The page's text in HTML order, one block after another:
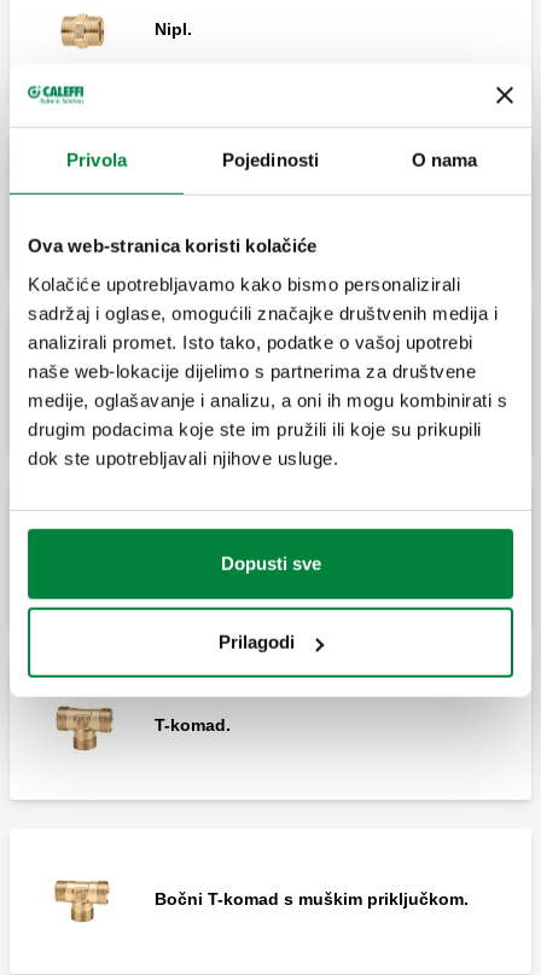
Privola Pojedinosti O nama
Ova web-stranica koristi kolačiće
Kolačiće upotrebljavamo kako bismo personalizirali
sadržaj i oglase, omogućili značajke društvenih medija i
analizirali promet. Isto tako, podatke o vašoj upotrebi
naše web-lokacije dijelimo s partnerima za društvene
medije, oglašavanje i analizu, a oni ih mogu kombinirati s
drugim podacima koje ste im pružili ili koje su prikupili
dok ste upotrebljavali njihove usluge.
Dopusti sve
Prilagodi
Nipl.
Kutna spojnica s M-priključkom.
T-komad.
Bočni T-komad s muškim priključkom.